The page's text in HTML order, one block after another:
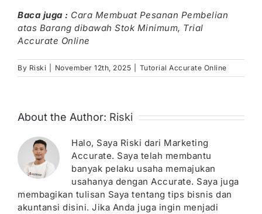
Baca juga : Cara Membuat Pesanan Pembelian
atas Barang dibawah Stok Minimum, Trial
Accurate Online
By Riski November 12th, 2025 Tutorial Accurate Online
About the Author: Riski
Halo, Saya Riski dari Marketing
Accurate. Saya telah membantu
banyak pelaku usaha memajukan
usahanya dengan Accurate. Saya juga
membagikan tulisan Saya tentang tips bisnis dan
akuntansi disini. Jika Anda juga ingin menjadi